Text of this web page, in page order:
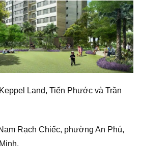
Land, Tiến Phước và Trần
Rạch Chiếc, phường An Phú,